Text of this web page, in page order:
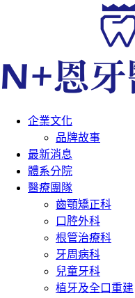
企業文化
品牌故事
最新消息
體系分院
醫療團隊
齒顎矯正科
口腔外科
根管治療科
牙周病科
兒童牙科
植牙及全口重建